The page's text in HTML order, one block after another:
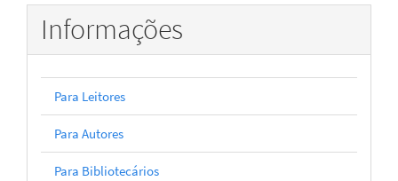
Informações
Para Leitores
Para Autores
Para Bibliotecários